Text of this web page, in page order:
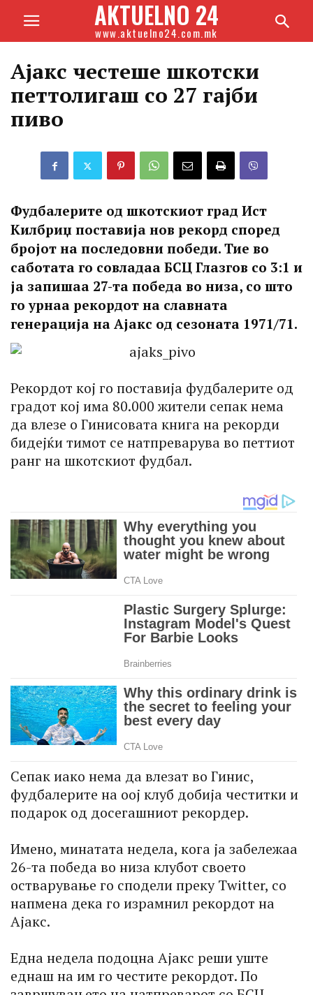
AKTUELNO 24
www.aktuelno24.com.mk
Ајакс честеше шкотски
петтолигаш со 27 гајби
пиво
Фудбалерите од шкотскиот град Ист
Килбриџ поставија нов рекорд според
бројот на последовни победи. Тие во
саботата го совладаа БСЦ Глазгов со 3:1 и
ја запишаа 27-та победа во низа, со што
го урнаа рекордот на славната
генерација на Ајакс од сезоната 1971/71.
Рекордот кој го поставија фудбалерите од
градот кој има 80.000 жители сепак нема
да влезе о Гинисовата книга на рекорди
бидејќи тимот се натпреварува во петтиот
ранг на шкотскиот фудбал.
Сепак иако нема да влезат во Гинис,
фудбалерите на оој клуб добија честитки и
подарок од досегашниот рекордер.
Имено, минатата недела, кога ја забележаа
26-та победа во низа клубот своето
остварување го сподели преку Twitter, со
напмена дека го израмнил рекордот на
Ајакс.
Една недела подоцна Ајакс реши уште
еднаш на им го честите рекордот. По